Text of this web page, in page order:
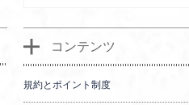
コンテンツ
規約とポイント制度